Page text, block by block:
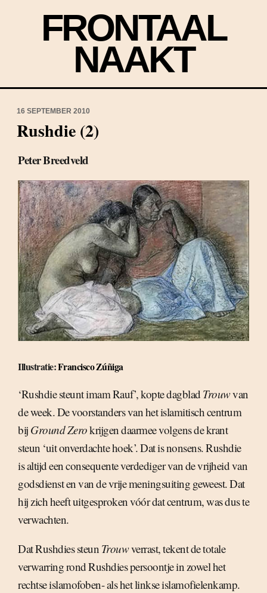
FRONTAAL
NAAKT
16 SEPTEMBER 2010
Rushdie (2)
Peter Breedveld
Illustratie:Francisco Zúñiga
‘Rushdie steunt imam Rauf’, kopte dagblad Trouwvan
de week. De voorstanders van het islamitisch centrum
bij Ground Zerokrijgen daarmee volgens de krant
steun ‘uit onverdachte hoek’. Dat is nonsens. Rushdie
is altijd een consequente verdediger van de vrijheid van
godsdienst en van de vrije meningsuiting geweest. Dat
hij zich heeft uitgesproken vóór dat centrum, was dus te
verwachten.
Dat Rushdies steun Trouwverrast, tekent de totale
verwarring rond Rushdies persoontje in zowel het
rechtse islamofoben- als het linkse islamofielenkamp.